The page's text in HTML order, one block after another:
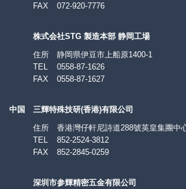
FAX
072-920-7776
株式会社STG 製造本部 静岡工場
住所
静岡県伊豆市上船原1400-1
TEL
0558-87-1626
FAX
0558-87-1627
中国
三輝特殊技研(香港)有限公司
住所
香港灣仔軒尼詩道288號英皇集團中
TEL
852-2524-3812
FAX
852-2845-0259
深圳市参輝精密五金有限公司